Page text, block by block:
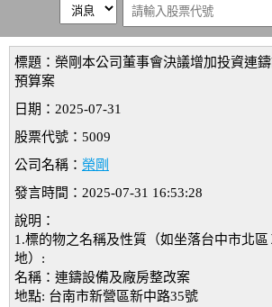
標題：榮剛本公司董事會決議增加投資連
預算案
日期：2025-07-31
股票代號：5009
公司名稱： 榮剛
發言時間：2025-07-31 16:53:28
說明：
1.標的物之名稱及性質（如坐落台中市北
地）:
名稱：連鑄設備及廠房整改案
地點: 台南市新營區新中路35號